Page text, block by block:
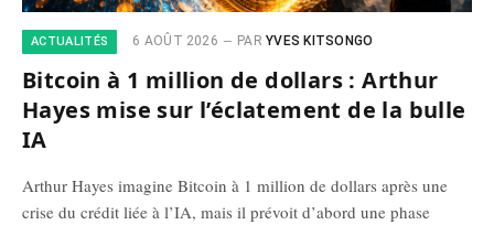
ACTUALITÉS 6 AOÛT 2026 PAR YVES KITSONGO
Bitcoin à 1 million de dollars : Arthur
Hayes mise sur l’éclatement de la bulle
IA
Arthur Hayes imagine Bitcoin à 1 million de dollars après une
crise du crédit liée à l’IA, mais il prévoit d’abord une phase